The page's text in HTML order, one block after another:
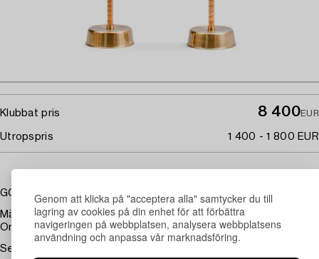
Genom att klicka på "acceptera alla" samtycker du till
lagring av cookies på din enhet för att förbättra
navigeringen på webbplatsen, analysera webbplatsens
användning och anpassa vår marknadsföring.
Klubbat pris 8 400EUR
Utropspris 1 400 - 1 800 EUR
GOLVLAMPOR, ETT PAR.
Mässing. Foten beklädd med läder, vit akrylskärm. Tillverkare
Orno, 1950-tal. Höjd 146 cm.
Sedvanligt slitage.